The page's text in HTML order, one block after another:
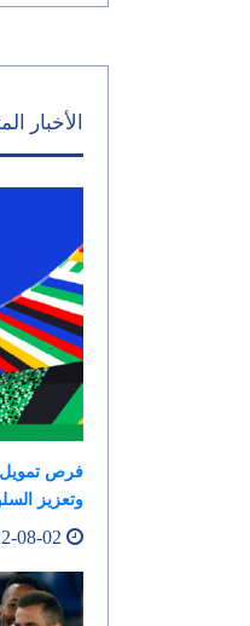
الأخبار
فرص تمويل
وتعزيز